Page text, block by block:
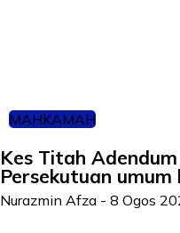
MAHKAMAH
Kes Titah
Persekutuan
Nurazmin Afza - 8 Ogos